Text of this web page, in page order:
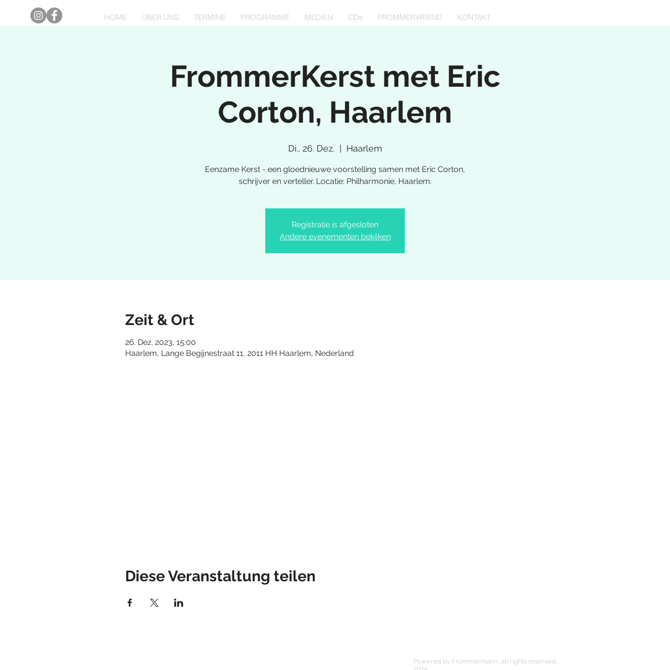
HOME ÜBER UNS TERMINE PROGRAMME MEDIEN CDs FROMMERVRIEND KONTAKT
FrommerKerst met Eric
Corton, Haarlem
Di., 26. Dez.
  |
Haarlem
Eenzame Kerst - een gloednieuwe voorstelling samen met Eric Corton,
schrijver en verteller. Locatie: Philharmonie, Haarlem.
Registratie is afgesloten
Andere evenementen bekijken
Zeit & Ort
26. Dez. 2023, 15:00
Haarlem, Lange Begijnestraat 11, 2011 HH Haarlem, Nederland
Diese Veranstaltung teilen
Powered by Frommermann, all rights reserved,